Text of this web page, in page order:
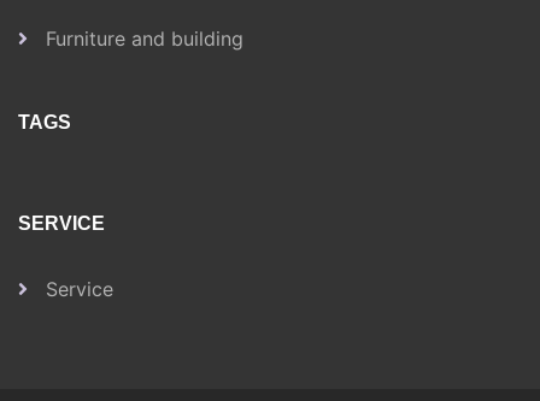
Furniture and building
TAGS
SERVICE
Service